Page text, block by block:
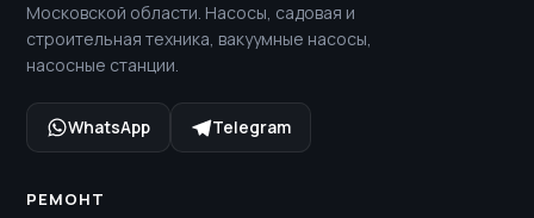
Московской области. Насосы, садовая и
строительная техника, вакуумные насосы,
насосные станции.
WhatsApp Telegram
РЕМОНТ